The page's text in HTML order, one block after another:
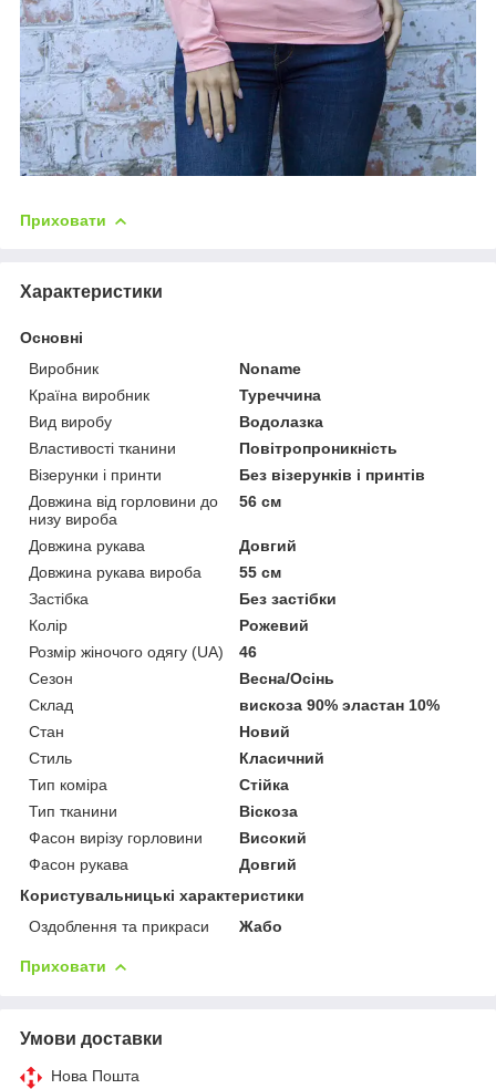
Приховати
Характеристики
Основні
Виробник
Noname
Країна виробник
Туреччина
Вид виробу
Водолазка
Властивості тканини
Повітропроникність
Візерунки і принти
Без візерунків і принтів
Довжина від горловини до
низу вироба
56 см
Довжина рукава
Довгий
Довжина рукава вироба
55 см
Застібка
Без застібки
Колір
Рожевий
Розмір жіночого одягу (UA)
46
Сезон
Весна/Осінь
Склад
вискоза 90% эластан 10%
Стан
Новий
Стиль
Класичний
Тип коміра
Стійка
Тип тканини
Віскоза
Фасон вирізу горловини
Високий
Фасон рукава
Довгий
Користувальницькі характеристики
Оздоблення та прикраси
Жабо
Приховати
Умови доставки
Нова Пошта